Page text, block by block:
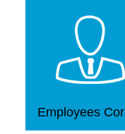
Directory
CITIZEN
Employees